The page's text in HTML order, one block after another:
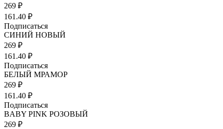
269 ₽
161.40 ₽
Подписаться
СИНИЙ НОВЫЙ
269 ₽
161.40 ₽
Подписаться
БЕЛЫЙ МРАМОР
269 ₽
161.40 ₽
Подписаться
BABY PINK РОЗОВЫЙ
269 ₽